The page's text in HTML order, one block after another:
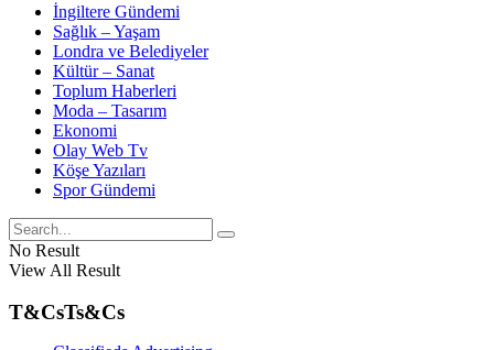
İngiltere Gündemi
Sağlık – Yaşam
Londra ve Belediyeler
Kültür – Sanat
Toplum Haberleri
Moda – Tasarım
Ekonomi
Olay Web Tv
Köşe Yazıları
Spor Gündemi
No Result
View All Result
T&CsTs&Cs